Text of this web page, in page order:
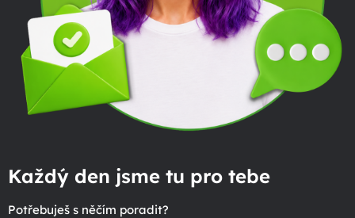
Každý den jsme tu pro tebe
Potřebuješ s něčím poradit?